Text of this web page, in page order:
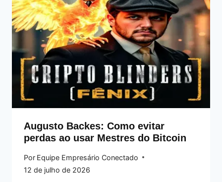
Augusto Backes: Como evitar
perdas ao usar Mestres do Bitcoin
Por Equipe Empresário Conectado
12 de julho de 2026